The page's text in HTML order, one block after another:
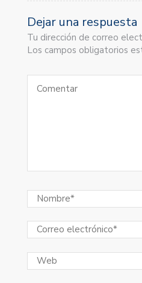
Dejar una respuesta
Tu dirección de correo
Los campos obligatorios